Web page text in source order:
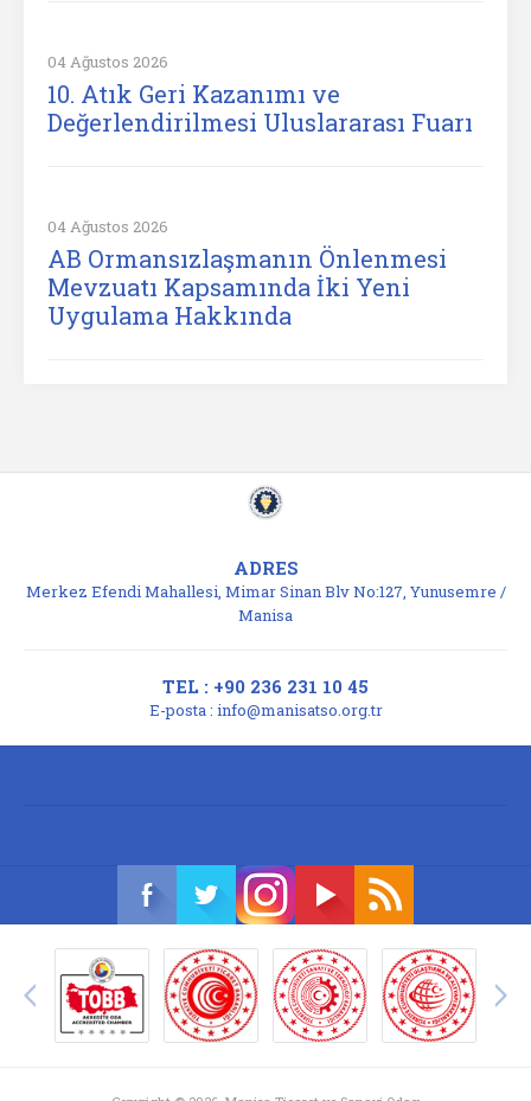
04 Ağustos 2026
10. Atık Geri Kazanımı ve
Değerlendirilmesi Uluslararası Fuarı
04 Ağustos 2026
AB Ormansızlaşmanın Önlenmesi
Mevzuatı Kapsamında İki Yeni
Uygulama Hakkında
ADRES
Merkez Efendi Mahallesi, Mimar Sinan Blv No:127, Yunusemre /
Manisa
TEL : +90 236 231 10 45
E-posta : info@manisatso.org.tr